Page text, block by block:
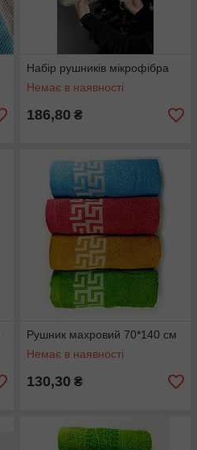
Набір рушників мікрофібра
Немає в наявності
186,80 ₴
Рушник махровий 70*140 см
Немає в наявності
130,30 ₴